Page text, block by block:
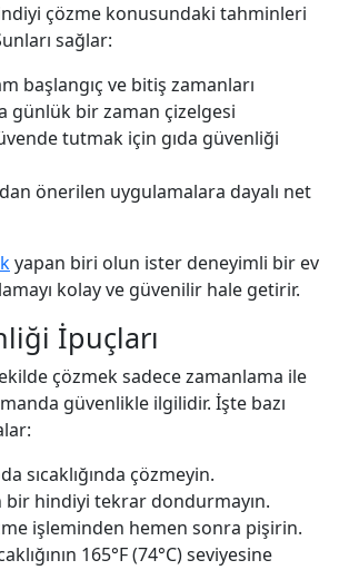
çözme konusundaki tahminleri
sağlar:
başlangıç ve bitiş zamanları
günlük bir zaman çizelgesi
tutmak için gıda güvenliği
önerilen uygulamalara dayalı net
yapan biri olun ister deneyimli bir ev
kolay ve güvenilir hale getirir.
İpuçları
çözmek sadece zamanlama ile
güvenlikle ilgilidir. İşte bazı
sıcaklığında çözmeyin.
bir hindiyi tekrar dondurmayın.
işleminden hemen sonra pişirin.
165°F (74°C) seviyesine